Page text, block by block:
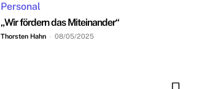
Personal
„Wir fördern das Miteinander“
Thorsten Hahn - 08/05/2025